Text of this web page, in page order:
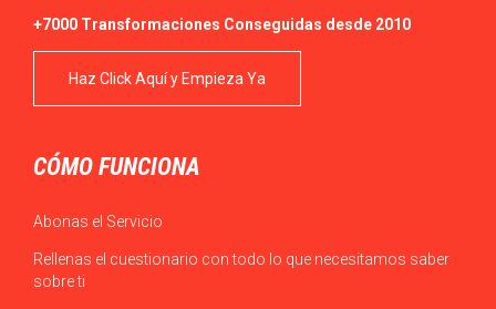
+7000 Transformaciones Conseguidas desde 2010
Haz Click Aquí y Empieza Ya
CÓMO FUNCIONA
Abonas el Servicio
Rellenas el cuestionario con todo lo que necesitamos saber
sobre ti